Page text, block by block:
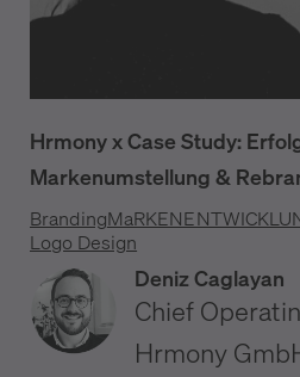
Hrmony x Case Study:
Markenumstellung &
Branding
Logo Design
Deniz Caglayan
Chief
Hrmony